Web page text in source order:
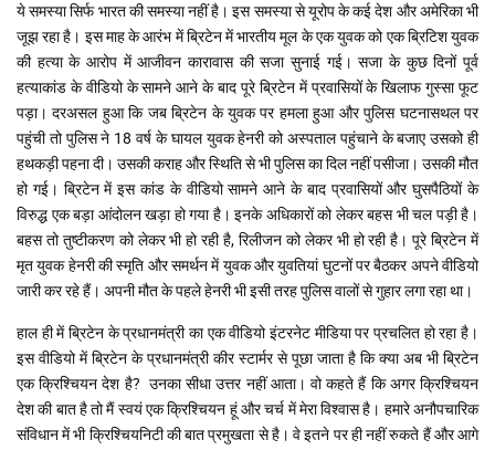
ये समस्या सिर्फ भारत की समस्या नहीं है। इस समस्या से यूरोप के कई देश और अमेरिका भी
जूझ रहा है। इस माह के आरंभ में ब्रिटेन में भारतीय मूल के एक युवक को एक ब्रिटिश युवक
की हत्या के आरोप में आजीवन कारावास की सजा सुनाई गई। सजा के कुछ दिनों पूर्व
हत्याकांड के वीडियो के सामने आने के बाद पूरे ब्रिटेन में प्रवासियों के खिलाफ गुस्सा फूट
पड़ा। दरअसल हुआ कि जब ब्रिटेन के युवक पर हमला हुआ और पुलिस घटनासथल पर
पहुंची तो पुलिस ने 18 वर्ष के घायल युवक हेनरी को अस्पताल पहुंचाने के बजाए उसको ही
हथकड़ी पहना दी। उसकी कराह और स्थिति से भी पुलिस का दिल नहीं पसीजा। उसकी मौत
हो गई। ब्रिटेन में इस कांड के वीडियो सामने आने के बाद प्रवासियों और घुसपैठियों के
विरुद्ध एक बड़ा आंदोलन खड़ा हो गया है। इनके अधिकारों को लेकर बहस भी चल पड़ी है।
बहस तो तुष्टीकरण को लेकर भी हो रही है, रिलीजन को लेकर भी हो रही है। पूरे ब्रिटेन में
मृत युवक हेनरी की स्मृति और समर्थन में युवक और युवतियां घुटनों पर बैठकर अपने वीडियो
जारी कर रहे हैं। अपनी मौत के पहले हेनरी भी इसी तरह पुलिस वालों से गुहार लगा रहा था।
हाल ही में ब्रिटेन के प्रधानमंत्री का एक वीडियो इंटरनेट मीडिया पर प्रचलित हो रहा है।
इस वीडियो में ब्रिटेन के प्रधानमंत्री कीर स्टार्मर से पूछा जाता है कि क्या अब भी ब्रिटेन
एक क्रिश्चियन देश है? उनका सीधा उत्तर नहीं आता। वो कहते हैं कि अगर क्रिश्चियन
देश की बात है तो मैं स्वयं एक क्रिश्चियन हूं और चर्च में मेरा विश्वास है। हमारे अनौपचारिक
संविधान में भी क्रिश्चियनिटी की बात प्रमुखता से है। वे इतने पर ही नहीं रुकते हैं और आगे